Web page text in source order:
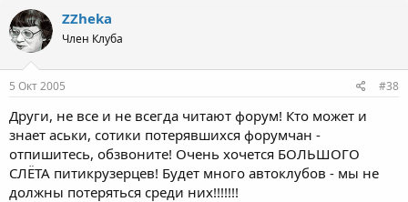
ZZheka
Член Клуба
5 Окт 2005 #38
Други, не все и не всегда читают форум! Кто может и
знает аськи, сотики потерявшихся форумчан -
отпишитесь, обзвоните! Очень хочется БОЛЬШОГО
СЛЁТА питикрузерцев! Будет много автоклубов - мы не
должны потеряться среди них!!!!!!!